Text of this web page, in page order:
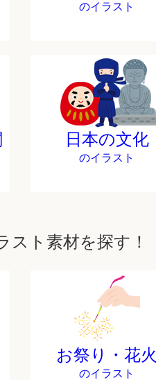
のイラスト
日本の文化
のイラスト
スト素材を探す！
お祭り・花火
のイラスト